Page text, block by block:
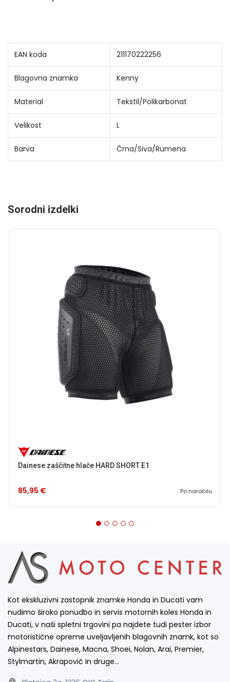
EAN koda 211170222256
Blagovna znamka Kenny
Material Tekstil/Polikarbonat
Velikost L
Barva Črna/Siva/Rumena
Sorodni izdelki
Dainese zaščitne hlače HARD SHORT E1
Po naročilu
85,95 €
Kot ekskluzivni zastopnik znamke Honda in Ducati vam
nudimo široko ponudbo in servis motornih koles Honda in
Ducati, v naši spletni trgovini pa najdete tudi pester izbor
motoristične opreme uveljavljenih blagovnih znamk, kot so
Alpinestars, Dainese, Macna, Shoei, Nolan, Arai, Premier,
Stylmartin, Akrapovič in druge…